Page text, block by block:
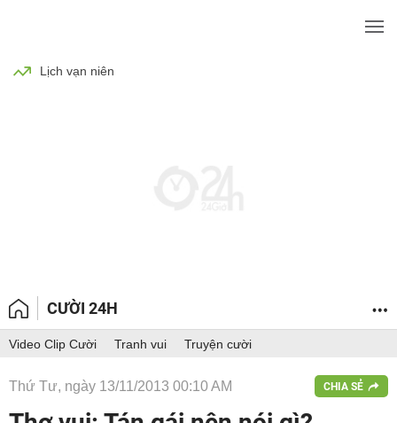
Lịch vạn niên
CƯỜI 24H
Video Clip Cười Tranh vui Truyện cười
Thứ Tư, ngày 13/11/2013 00:10 AM CHIA SẺ